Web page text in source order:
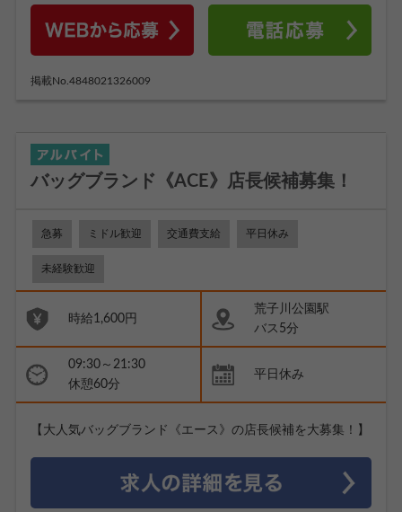
掲載No.4848021326009
バッグブランド《ACE》店長候補募集！
急募 ミドル歓迎 交通費支給 平日休み
未経験歓迎
時給1,600円
荒子川公園駅
バス5分
09:30～21:30
休憩60分
平日休み
【大人気バッグブランド《エース》の店長候補を大募集！】